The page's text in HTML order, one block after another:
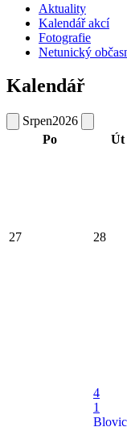
Aktuality
Kalendář akcí
Fotografie
Netunický
Kalendář
Srpen2026
Po
Út
27 28
4
1